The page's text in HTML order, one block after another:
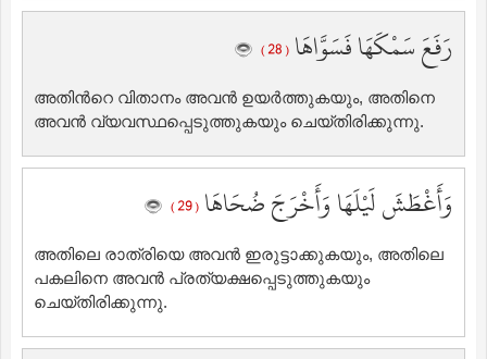
رَفَعَ سَمْكَهَا فَسَوَّاهَا ( 28 )
അതിന്‍റെ വിതാനം അവന്‍ ഉയര്‍ത്തുകയും, അതിനെ
അവന്‍ വ്യവസ്ഥപ്പെടുത്തുകയും ചെയ്തിരിക്കുന്നു.
وَأَغْطَشَ لَيْلَهَا وَأَخْرَجَ ضُحَاهَا ( 29 )
അതിലെ രാത്രിയെ അവന്‍ ഇരുട്ടാക്കുകയും, അതിലെ
പകലിനെ അവന്‍ പ്രത്യക്ഷപ്പെടുത്തുകയും
ചെയ്തിരിക്കുന്നു.